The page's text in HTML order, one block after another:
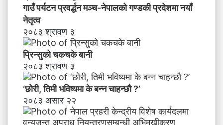
गाउँ पर्यटन प्रवर्द्धन मञ्च-नेपालकाे गण्डकी प्रदेशमा नयाँ
नेतृत्व
२०८३ श्रावण ३
प्रिन्सुको चकचके बानी
२०८३ श्रावण ३
‘छोरी, तिमी भविष्यमा के बन्न चाहन्छौ ?’
२०८३ असार २२